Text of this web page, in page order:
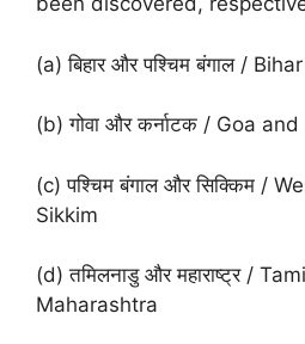
(a) बिहार और पश्चिम बंगाल /
(b) गोवा और कर्नाटक / Goa
(c) पश्चिम बंगाल और सिक्किम /
Sikkim
(d) तमिलनाडु और महाराष्ट्र /
Maharashtra